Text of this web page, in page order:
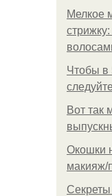
Мелкое
Чтобы в
Вот так
Окошки
макияж/